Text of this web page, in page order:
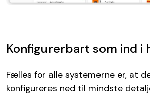
Konfigurerbart som ind i
Fælles for alle systemerne er, at
konfigureres ned til mindste